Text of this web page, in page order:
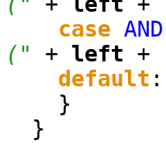
case AND
("
+ left +
default :
}
}